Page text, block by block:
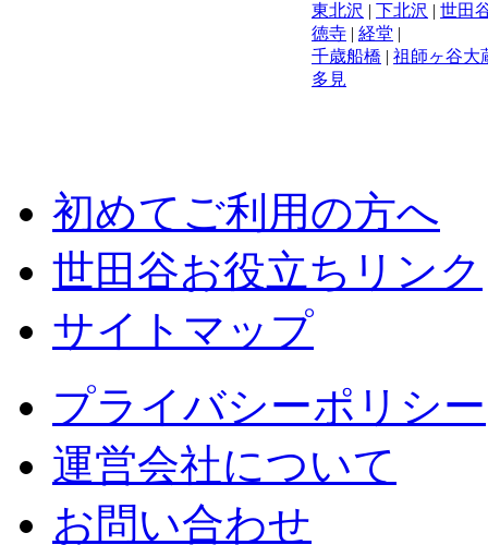
東北沢 | 下北沢 | 世田
徳寺 | 経堂 |
千歳船橋 | 祖師ヶ谷大
多見
初めてご利用の方へ
世田谷お役立ちリンク
サイトマップ
プライバシーポリシー
運営会社について
お問い合わせ